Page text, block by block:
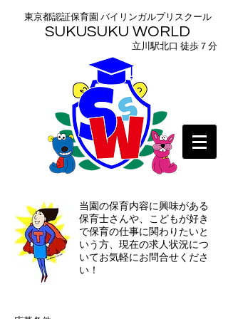
東京都認証保育園 バイリンガルプリスクール
SUKUSUKU WORLD
​立川駅北口 徒歩７分
当園の保育内容に興味がある
保育士さんや、こどもが好き
で保育の仕事に関わりたいと
いう方、現在の求人状況につ
いてお気軽にお問合せくださ
い！